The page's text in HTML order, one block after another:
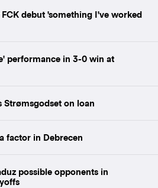
debut 'something I've worked
performance in 3-0 win at
on loan
factor in Debrecen
possible opponents in